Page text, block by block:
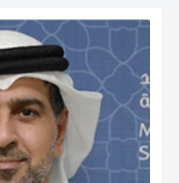
باحث غير مقيم في عام
والتنمية المستدامة، والمسؤولية
المجتمع، وأكاديمية الإدارة، وأكاديمية
لمساهماتها في تطوير ريادة الأعمال
والخاصة. ألّفت أكثر من
حالة. نُشرت أعمالها في مراجعة الأعمال
الناشئة، مراجعة الإدارة الأوروبية، وغيرها.
والدولية.ملف غوغل سكولار